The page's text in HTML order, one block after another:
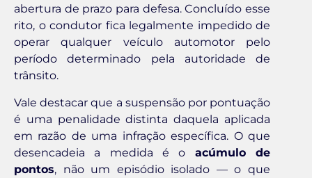
abertura de prazo para defesa. Concluído esse
rito, o condutor fica legalmente impedido de
operar qualquer veículo automotor pelo
período determinado pela autoridade de
trânsito.
Vale destacar que a suspensão por pontuação
é uma penalidade distinta daquela aplicada
em razão de uma infração específica. O que
desencadeia a medida é o acúmulo de
pontos, não um episódio isolado — o que